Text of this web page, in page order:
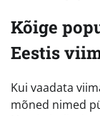
Kõige
Eestis
Kui vaadata
mõned nimed